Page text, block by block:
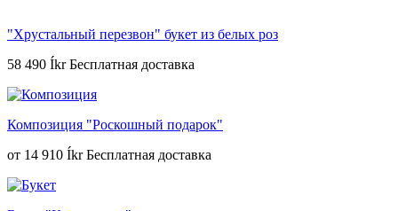
"Хрустальный перезвон" букет из белых роз
58 490 Íkr
Композиция "Роскошный подарок"
от 14 910 Íkr